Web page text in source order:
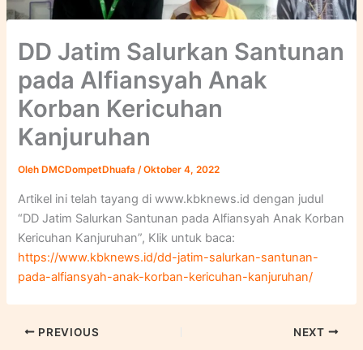
DD Jatim Salurkan Santunan
pada Alfiansyah Anak
Korban Kericuhan
Kanjuruhan
Oleh DMCDompetDhuafa/Oktober 4, 2022
Artikel ini telah tayang di www.kbknews.id dengan judul
“DD Jatim Salurkan Santunan pada Alfiansyah Anak Korban
Kericuhan Kanjuruhan”, Klik untuk baca:
https://www.kbknews.id/dd-jatim-salurkan-santunan-
pada-alfiansyah-anak-korban-kericuhan-kanjuruhan/
PREVIOUS NEXT